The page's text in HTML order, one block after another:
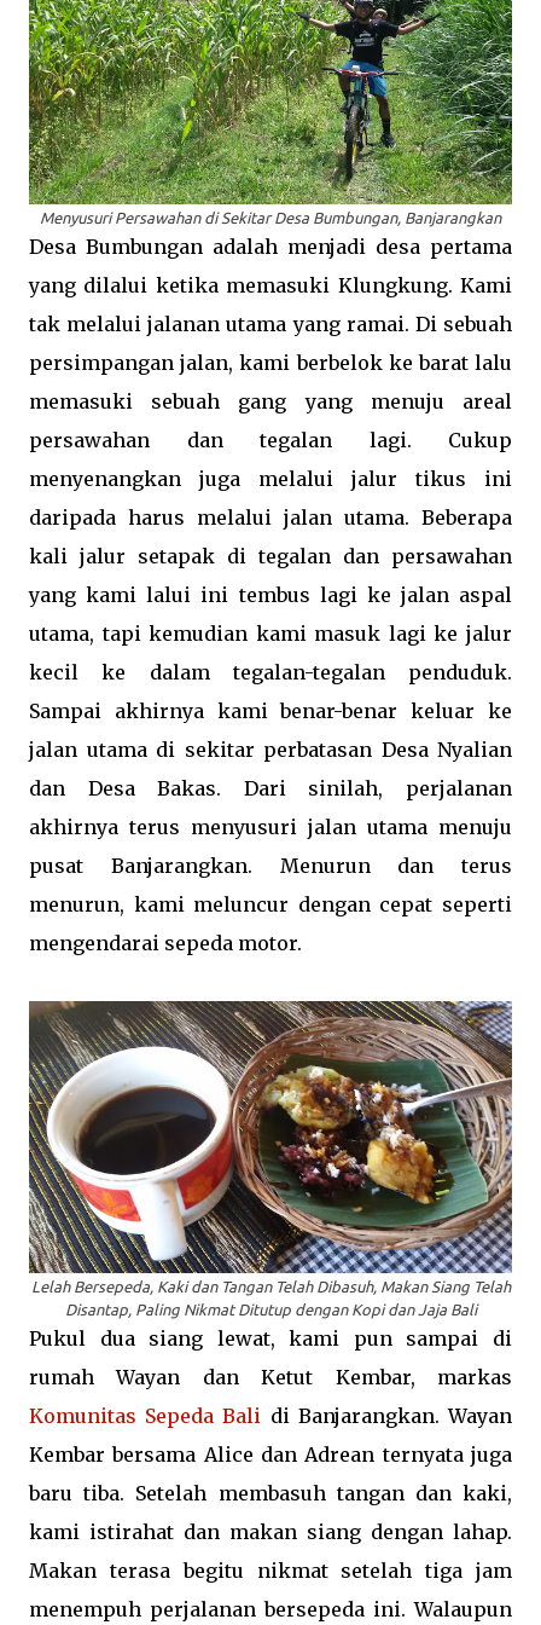
Menyusuri Persawahan di Sekitar Desa Bumbungan, Banjarangkan
Desa Bumbungan adalah menjadi desa pertama
yang dilalui ketika memasuki Klungkung. Kami
tak melalui jalanan utama yang ramai. Di sebuah
persimpangan jalan, kami berbelok ke barat lalu
memasuki sebuah gang yang menuju areal
persawahan dan tegalan lagi. Cukup
menyenangkan juga melalui jalur tikus ini
daripada harus melalui jalan utama. Beberapa
kali jalur setapak di tegalan dan persawahan
yang kami lalui ini tembus lagi ke jalan aspal
utama, tapi kemudian kami masuk lagi ke jalur
kecil ke dalam tegalan-tegalan penduduk.
Sampai akhirnya kami benar-benar keluar ke
jalan utama di sekitar perbatasan Desa Nyalian
dan Desa Bakas. Dari sinilah, perjalanan
akhirnya terus menyusuri jalan utama menuju
pusat Banjarangkan. Menurun dan terus
menurun, kami meluncur dengan cepat seperti
mengendarai sepeda motor.
Lelah Bersepeda, Kaki dan Tangan Telah Dibasuh, Makan Siang Telah
Disantap, Paling Nikmat Ditutup dengan Kopi dan JajaBali
Pukul dua siang lewat, kami pun sampai di
rumah Wayan dan Ketut Kembar, markas
Komunitas Sepeda Bali di Banjarangkan. Wayan
Kembar bersama Alice dan Adrean ternyata juga
baru tiba. Setelah membasuh tangan dan kaki,
kami istirahat dan makan siang dengan lahap.
Makan terasa begitu nikmat setelah tiga jam
menempuh perjalanan bersepeda ini. Walaupun